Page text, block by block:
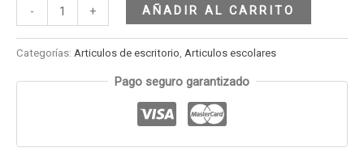
- + AÑADIR AL CARRITO
Categorías: Articulos de escritorio, Articulos escolares
Pago seguro garantizado